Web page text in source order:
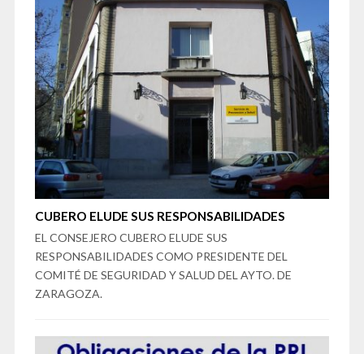
CUBERO ELUDE SUS RESPONSABILIDADES
EL CONSEJERO CUBERO ELUDE SUS
RESPONSABILIDADES COMO PRESIDENTE DEL
COMITÉ DE SEGURIDAD Y SALUD DEL AYTO. DE
ZARAGOZA.